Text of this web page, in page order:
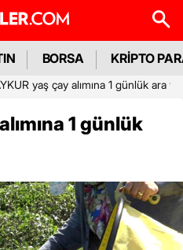
BORSA KRİPTO
yaş çay alımına 1 günlük ara
1 günlük